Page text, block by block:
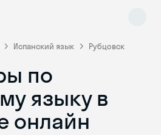
Испанский язык Рубцовск
по
языку в
онлайн